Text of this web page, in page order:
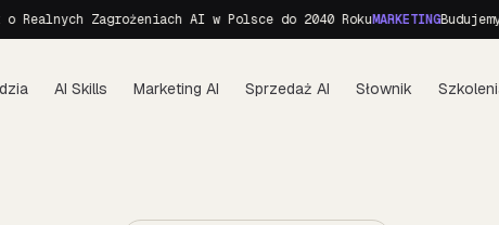
Zagrożeniach AI w Polsce do 2040 RokuMARKETINGBudujemy
AI Skills Marketing AI Sprzedaż AI Słownik